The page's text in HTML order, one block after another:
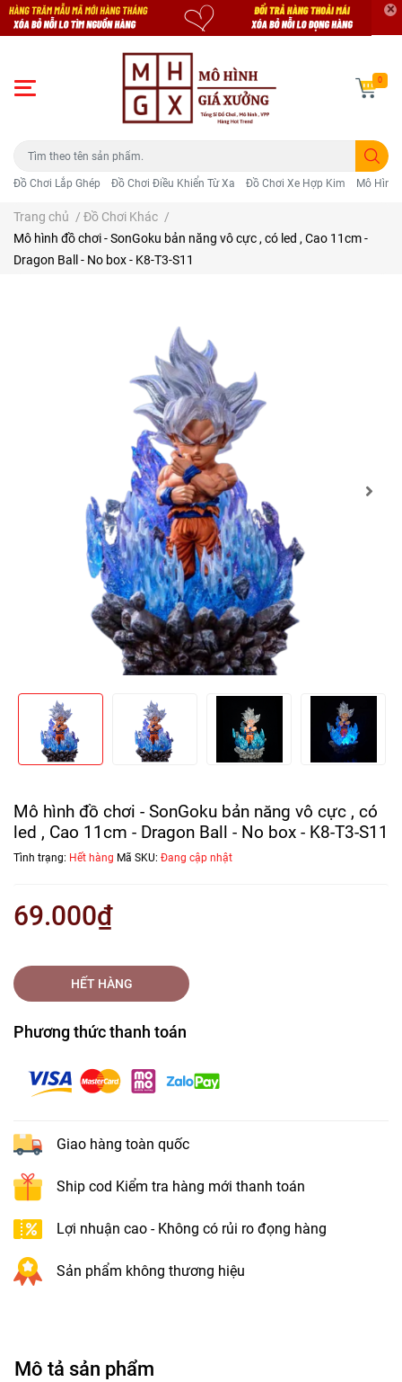
Đồ Chơi Lắp Ghép Đồ Chơi Điều Khiển Từ Xa Đồ Chơi Xe Hợp Kim Mô Hình
0
Trang chủ / Đồ Chơi Khác /
Mô hình đồ chơi - SonGoku bản năng vô cực , có led , Cao 11cm -
Dragon Ball - No box - K8-T3-S11
Mô hình đồ chơi - SonGoku bản năng vô cực , có
led , Cao 11cm - Dragon Ball - No box - K8-T3-S11
Tình trạng: Hết hàng Mã SKU: Đang cập nhật
69.000₫
HẾT HÀNG
Phương thức thanh toán
Giao hàng toàn quốc
Ship cod Kiểm tra hàng mới thanh toán
Lợi nhuận cao - Không có rủi ro đọng hàng
Sản phẩm không thương hiệu
Mô tả sản phẩm